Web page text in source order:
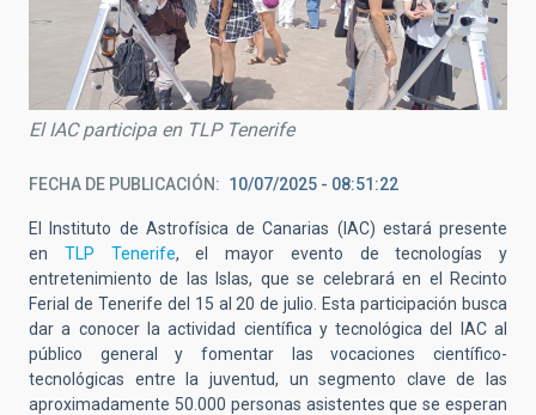
El IAC participa en TLP Tenerife
FECHA DE PUBLICACIÓN 10/07/2025 - 08:51:22
El Instituto de Astrofísica de Canarias (IAC) estará presente
en TLP Tenerife, el mayor evento de tecnologías y
entretenimiento de las Islas, que se celebrará en el Recinto
Ferial de Tenerife del 15 al 20 de julio .Esta participación busca
dar a conocer la actividad científica y tecnológica del IAC al
público general y fomentar las vocaciones científico-
tecnológicas entre la juventud, un segmento clave de las
aproximadamente 50.000 personas asistentes que se esperan